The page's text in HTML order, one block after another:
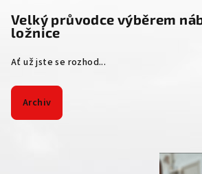
Velký průvodce výběrem
ložnice
Ať už jste se rozhod...
Archiv